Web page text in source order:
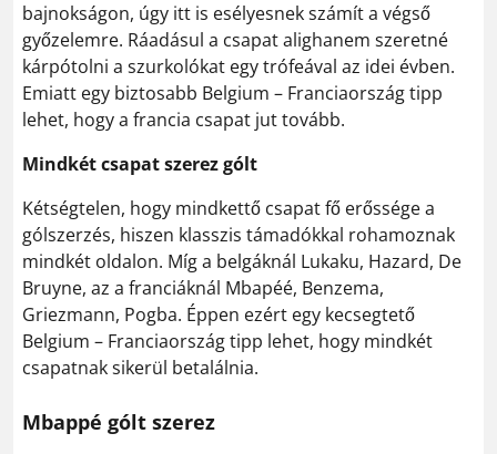
bajnokságon, úgy itt is esélyesnek számít a végső
győzelemre. Ráadásul a csapat alighanem szeretné
kárpótolni a szurkolókat egy trófeával az idei évben.
Emiatt egy biztosabb Belgium – Franciaország tipp
lehet, hogy a francia csapat jut tovább.
Mindkét csapat szerez gólt
Kétségtelen, hogy mindkettő csapat fő erőssége a
gólszerzés, hiszen klasszis támadókkal rohamoznak
mindkét oldalon. Míg a belgáknál Lukaku, Hazard, De
Bruyne, az a franciáknál Mbapéé, Benzema,
Griezmann, Pogba. Éppen ezért egy kecsegtető
Belgium – Franciaország tipp lehet, hogy mindkét
csapatnak sikerül betalálnia.
Mbappé gólt szerez